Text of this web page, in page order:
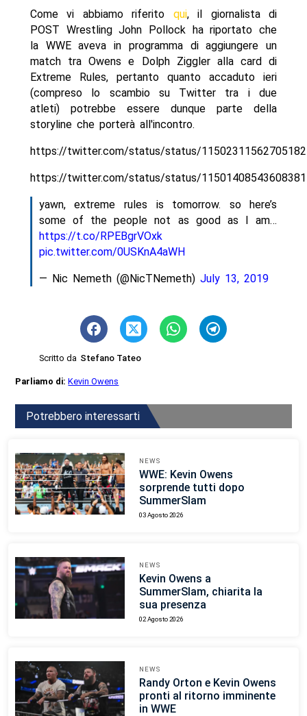
Come vi abbiamo riferito qui, il giornalista di
POST Wrestling John Pollock ha riportato che
la WWE aveva in programma di aggiungere un
match tra Owens e Dolph Ziggler alla card di
Extreme Rules, pertanto quanto accaduto ieri
(compreso lo scambio su Twitter tra i due
atleti) potrebbe essere dunque parte della
storyline che porterà all'incontro.
https://twitter.com/status/status/
https://twitter.com/status/status/
yawn, extreme rules is tomorrow. so here’s
some of the people not as good as I am…
https://t.co/RPEBgrVOxk
pic.twitter.com/0USKnA4aWH
— Nic Nemeth (@NicTNemeth) July 13, 2019
Scritto da Stefano Tateo
Parliamo di:Kevin Owens
Potrebbero interessarti
NEWS
WWE: Kevin Owens
sorprende tutti dopo
SummerSlam
03 Agosto 2026
NEWS
Kevin Owens a
SummerSlam, chiarita la
sua presenza
02 Agosto 2026
NEWS
Randy Orton e Kevin Owens
pronti al ritorno imminente
in WWE